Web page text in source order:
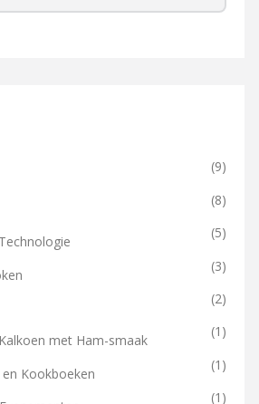
(9)
(8)
(5)
(3)
(2)
met Ham-smaak
(1)
Kookboeken
(1)
(1)